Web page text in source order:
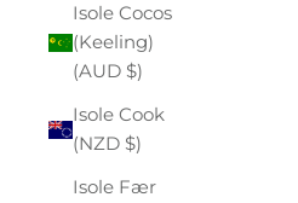
Isole Cocos
(Keeling)
(AUD $)
Isole Cook
(NZD $)
Isole Fær